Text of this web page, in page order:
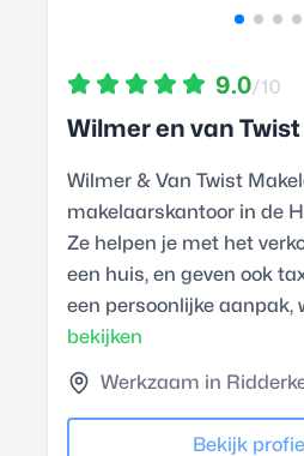
9.0/10
Wilmer en van
Wilmer & Van Twist
makelaarskantoor in de
Ze helpen je met het
een huis, en geven ook
een persoonlijke aanpak,
bekijken
Werkzaam in
Bekijk profiel